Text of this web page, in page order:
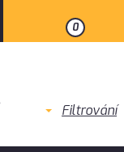
0
Filtrování